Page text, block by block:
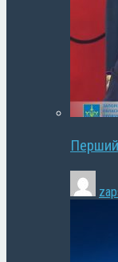
Перший